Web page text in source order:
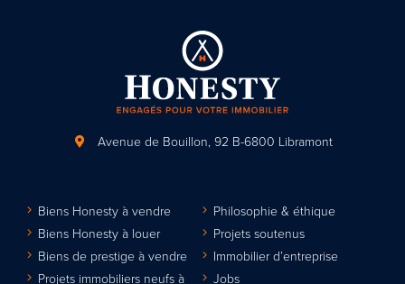
Avenue de Bouillon, 92 B-6800 Libramont
Biens Honesty à vendre
Biens Honesty à louer
Biens de prestige à vendre
Projets immobiliers neufs à
Philosophie & éthique
Projets soutenus
Immobilier d’entreprise
Jobs